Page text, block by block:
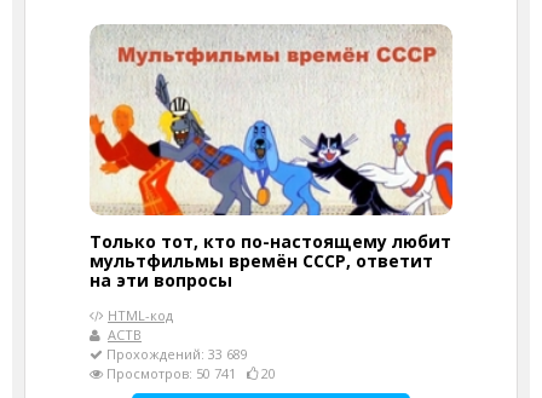
Только тот, кто по-настоящему любит
мультфильмы времён СССР, ответит
на эти вопросы
HTML-код
АСТВ
Прохождений: 33 689
Просмотров: 50 741
20